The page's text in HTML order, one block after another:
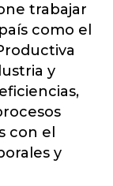
trabajar
como el
y
con el
y